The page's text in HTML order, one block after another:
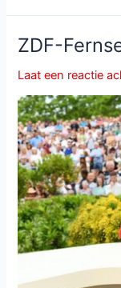
Sonntags
van
7
juni
bij
ARD
ZDF-
Laat een reactie